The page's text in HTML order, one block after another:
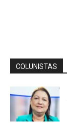
COLUNISTAS